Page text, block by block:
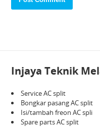
Injaya Teknik
Service AC split
Bongkar pasang AC split
Isi/tambah freon AC spli
Spare parts AC split